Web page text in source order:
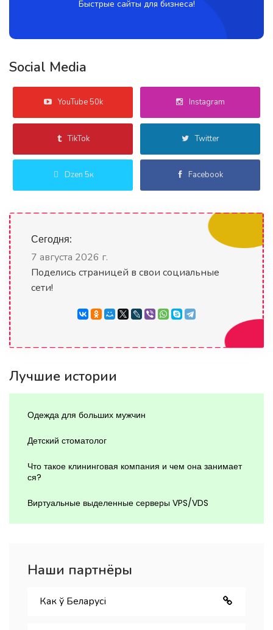
Быстрые сайты для бизнеса!
Social Media
YouTube 50k Instagram
TikTok Twitter
Dzen 5к Facebook
Сегодня:
7 августа 2026 г.
Поделись страницей в свои социальные
сети!
Лучшие истории
Одежда для больших мужчин
Детский стоматолог
Что такое клининговая компания и чем она занимает
ся?
Виртуальные выделенные серверы VPS/VDS
Наши партнёры
Как ў Беларуcі